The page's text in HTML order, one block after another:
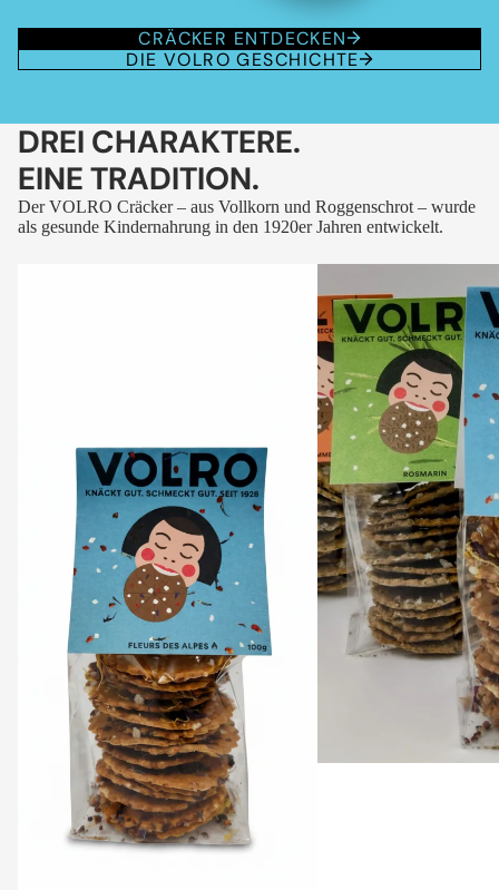
CRÄCKER ENTDECKEN
DIE VOLRO GESCHICHTE
DREI CHARAKTERE.
EINE TRADITION.
Der VOLRO Cräcker – aus Vollkorn und Roggenschrot – wurde
als gesunde Kindernahrung in den 1920er Jahren entwickelt.
-
KÜMMEL